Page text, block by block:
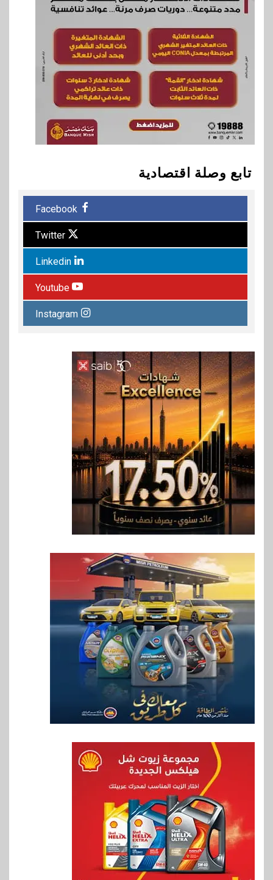
تابع وصلة اقتصادية
Facebook
Twitter
Linkedin
Youtube
Instagram
6
اقتصاد
رئيس مجلس القضاء الأعلى يوقّع
بروتوكول تعاون مع البريد لتقديم
خدمة الإعلان الإلكتروني المسجل
7 اخبار
RAKICT تعلن عن شراكة
استراتيجية مع MCS لإطلاق
محفظة التدريب الرسمية
لكاسبرسكي
8
بنك الإسكندرية يطلق الحساب
الجاري “ابدأ” اليومي
اخبار سيارات
شبكة لشحن المركبات الكهربائية
في مصر